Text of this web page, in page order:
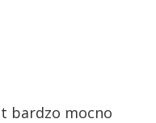
bardzo mocno